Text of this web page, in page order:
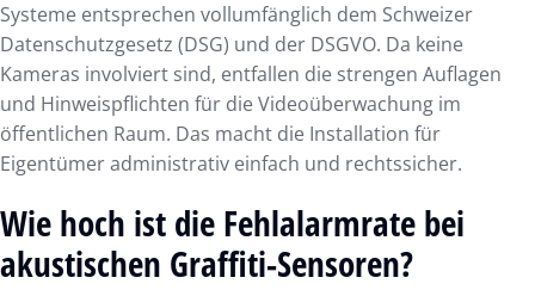
Systeme entsprechen vollumfänglich dem Schweizer
Datenschutzgesetz (DSG) und der DSGVO. Da keine
Kameras involviert sind, entfallen die strengen Auflagen
und Hinweispflichten für die Videoüberwachung im
öffentlichen Raum. Das macht die Installation für
Eigentümer administrativ einfach und rechtssicher.
Wie hoch ist die Fehlalarmrate bei
akustischen Graffiti-Sensoren?